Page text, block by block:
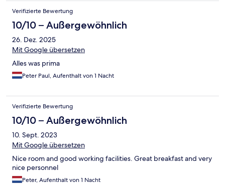
Verifizierte Bewertung
10/10 – Außergewöhnlich
26. Dez. 2025
Mit Google übersetzen
Alles was prima
Peter Paul, Aufenthalt von 1 Nacht
Verifizierte Bewertung
10/10 – Außergewöhnlich
10. Sept. 2023
Mit Google übersetzen
Nice room and good working facilities. Great breakfast and very
nice personnel
Peter, Aufenthalt von 1 Nacht